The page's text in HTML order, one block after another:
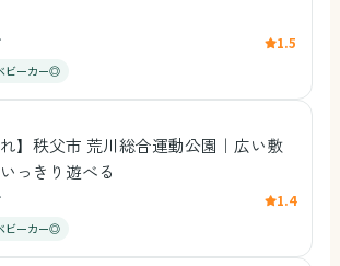
1.5
ビーカー◎
れ】秩父市 荒川総合運動公園｜広い敷
っきり遊べる
1.4
ビーカー◎